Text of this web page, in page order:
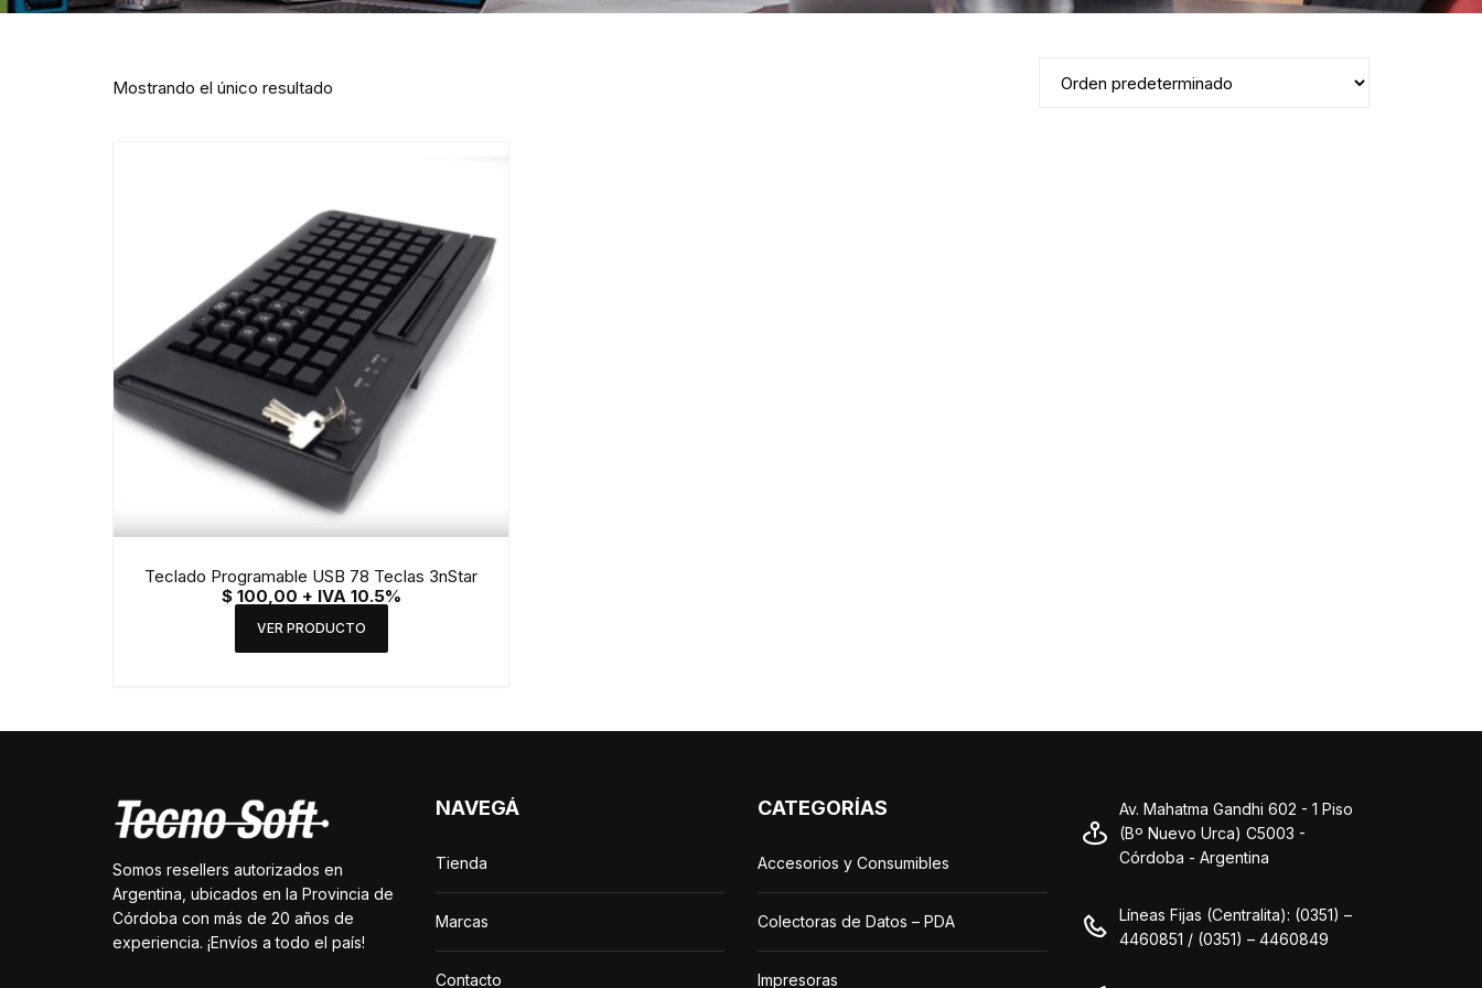
Mostrando el único resultado
Teclado Programable USB 78 Teclas 3nStar
$100,00 + IVA 10.5%
VER PRODUCTO
Somos resellers autorizados en
Argentina, ubicados en la Provincia de
Córdoba con más de 20 años de
experiencia. ¡Envíos a todo el país!
NAVEGÁ
Tienda
Marcas
Contacto
CATEGORÍAS
Accesorios y Consumibles
Colectoras de Datos – PDA
Impresoras
Av. Mahatma Gandhi 602 - 1 Piso
(Bº Nuevo Urca) C5003 -
Córdoba - Argentina
Líneas Fijas (Centralita): (0351) –
4460851 / (0351) – 4460849